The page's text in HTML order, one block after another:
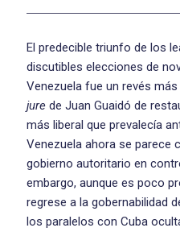
El predecible triunfo de los
discutibles elecciones de
Venezuela fue un revés
jure de Juan Guaidó de
más liberal que prevalecía
Venezuela ahora se parece
gobierno autoritario en
embargo, aunque es poco
regrese a la gobernabilidad
los paralelos con Cuba